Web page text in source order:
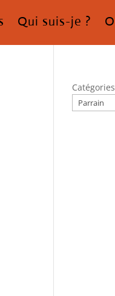
Qui suis-je ?
Catégories